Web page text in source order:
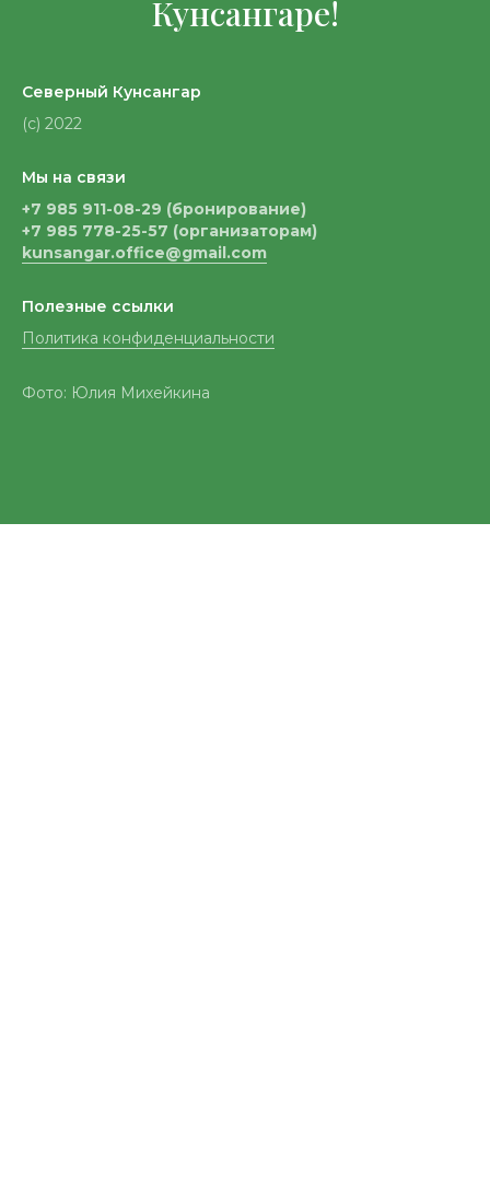
Кунсангаре!
Северный Кунсангар
(с) 2022
Мы на связи
+7 985 911-08-29 (бронирование)
+7 985 778-25-57 (организаторам)
kunsangar.office@gmail.com
Полезные ссылки
Политика конфиденциальности
Фото: Юлия Михейкина